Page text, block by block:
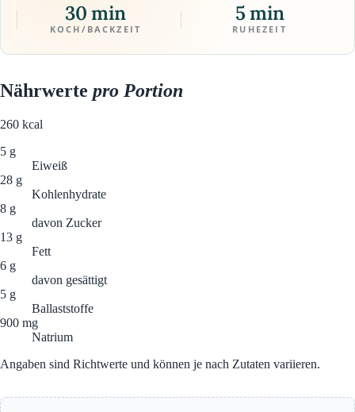
30 min
KOCH/BACKZEIT
5 min
RUHEZEIT
Nährwerte pro Portion
260 kcal
5 g
Eiweiß
28 g
Kohlenhydrate
8 g
davon Zucker
13 g
Fett
6 g
davon gesättigt
5 g
Ballaststoffe
900 mg
Natrium
Angaben sind Richtwerte und können je nach Zutaten variieren.